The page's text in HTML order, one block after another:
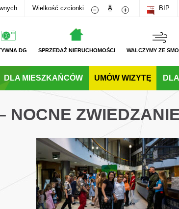
Wielkość czcionki Zmniejsz rozmiar czcionki
A Zwiększ rozmiar
BIP
DG SPRZEDAŻ NIERUCHOMOŚCI WALCZYMY ZE
DLA MIESZKAŃCÓW UMÓW WIZYTĘ
NOCNE